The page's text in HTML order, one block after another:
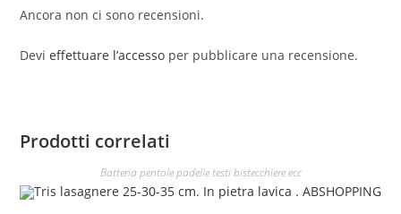
Ancora non ci sono recensioni.
Devieffettuare l’accesso per pubblicare una recensione.
Prodotti correlati
Batteria pentole padelle testi bistecchiere ecc